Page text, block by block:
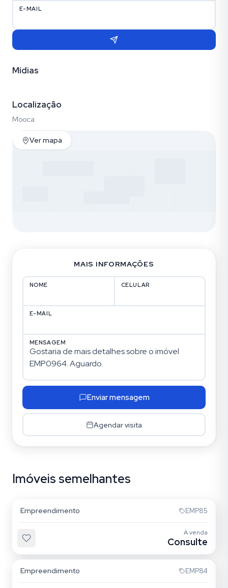
E-MAIL
Mídias
Localização
Mooca
Ver mapa
MAIS INFORMAÇÕES
NOME CELULAR
E-MAIL
MENSAGEM
Enviar mensagem
Agendar visita
Imóveis semelhantes
Quarta Parada
Empreendimento EMP85
À venda
Consulte
Empreendimento EMP84